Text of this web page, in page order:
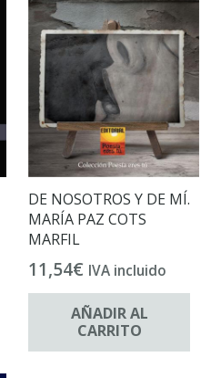
DE NOSOTROS Y DE MÍ.
MARÍA PAZ COTS
MARFIL
11,54€ IVA incluido
AÑADIR AL
CARRITO